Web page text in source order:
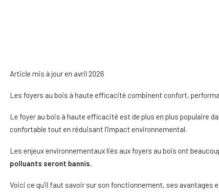
Article mis à jour en avril 2026
Les foyers au bois à haute efficacité combinent confort,
Le foyer au bois à haute efficacité est de plus en plus populaire
confortable tout en réduisant l’impact environnemental.
Les enjeux environnementaux liés aux foyers au bois ont
polluants seront bannis.
Voici ce qu’il faut savoir sur son fonctionnement, ses avantages